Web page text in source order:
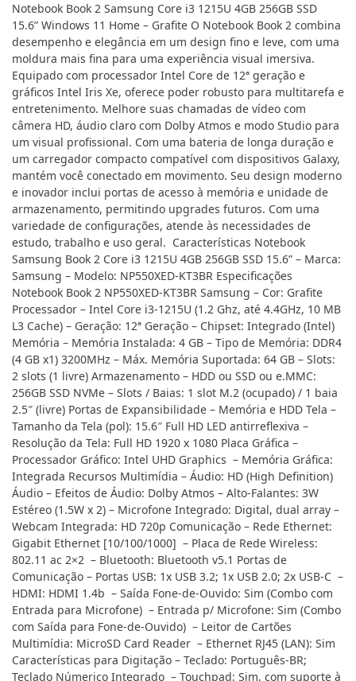
Notebook Book 2 Samsung Core i3 1215U 4GB 256GB SSD
15.6” Windows 11 Home – Grafite O Notebook Book 2 combina
desempenho e elegância em um design fino e leve, com uma
moldura mais fina para uma experiência visual imersiva.
Equipado com processador Intel Core de 12ª geração e
gráficos Intel Iris Xe, oferece poder robusto para multitarefa e
entretenimento. Melhore suas chamadas de vídeo com
câmera HD, áudio claro com Dolby Atmos e modo Studio para
um visual profissional. Com uma bateria de longa duração e
um carregador compacto compatível com dispositivos Galaxy,
mantém você conectado em movimento. Seu design moderno
e inovador inclui portas de acesso à memória e unidade de
armazenamento, permitindo upgrades futuros. Com uma
variedade de configurações, atende às necessidades de
estudo, trabalho e uso geral. Características Notebook
Samsung Book 2 Core i3 1215U 4GB 256GB SSD 15.6” – Marca:
Samsung – Modelo: NP550XED-KT3BR Especificações
Notebook Book 2 NP550XED-KT3BR Samsung – Cor: Grafite
Processador – Intel Core i3-1215U (1.2 Ghz, até 4.4GHz, 10 MB
L3 Cache) – Geração: 12ª Geração – Chipset: Integrado (Intel)
Memória – Memória Instalada: 4 GB – Tipo de Memória: DDR4
(4 GB x1) 3200MHz – Máx. Memória Suportada: 64 GB – Slots:
2 slots (1 livre) Armazenamento – HDD ou SSD ou e.MMC:
256GB SSD NVMe – Slots / Baias: 1 slot M.2 (ocupado) / 1 baia
2.5″ (livre) Portas de Expansibilidade – Memória e HDD Tela –
Tamanho da Tela (pol): 15.6″ Full HD LED antirreflexiva –
Resolução da Tela: Full HD 1920 x 1080 Placa Gráfica –
Processador Gráfico: Intel UHD Graphics – Memória Gráfica:
Integrada Recursos Multimídia – Áudio: HD (High Definition)
Áudio – Efeitos de Áudio: Dolby Atmos – Alto-Falantes: 3W
Estéreo (1.5W x 2) – Microfone Integrado: Digital, dual array –
Webcam Integrada: HD 720p Comunicação – Rede Ethernet:
Gigabit Ethernet [10/100/1000] – Placa de Rede Wireless:
802.11 ac 2×2 – Bluetooth: Bluetooth v5.1 Portas de
Comunicação – Portas USB: 1x USB 3.2; 1x USB 2.0; 2x USB-C –
HDMI: HDMI 1.4b – Saída Fone-de-Ouvido: Sim (Combo com
Entrada para Microfone) – Entrada p/ Microfone: Sim (Combo
com Saída para Fone-de-Ouvido) – Leitor de Cartões
Multimídia: MicroSD Card Reader – Ethernet RJ45 (LAN): Sim
Características para Digitação – Teclado: Português-BR;
Teclado Númerico Integrado – Touchpad: Sim, com suporte à